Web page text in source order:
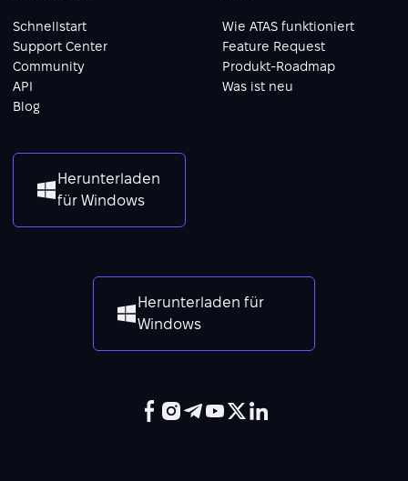
Schnellstart
Support Center
Community
API
Blog
Wie ATAS funktioniert
Feature Request
Produkt-Roadmap
Was ist neu
Herunterladen
für Windows
Herunterladen für
Windows